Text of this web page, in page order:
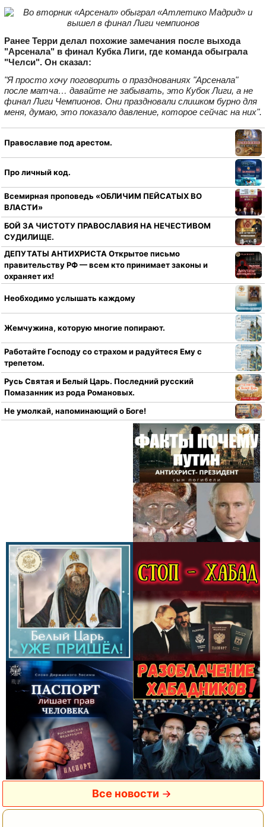
Ранее Терри делал похожие замечания после выхода
"Арсенала" в финал Кубка Лиги, где команда обыграла
"Челси". Он сказал:
"Я просто хочу поговорить о празднованиях "Арсенала"
после матча… давайте не забывать, это Кубок Лиги, а не
финал Лиги Чемпионов. Они праздновали слишком бурно для
меня, думаю, это показало давление, которое сейчас на них".
Православие под арестом.
Про личный код.
Всемирная проповедь «ОБЛИЧИМ ПЕЙСАТЫХ ВО
ВЛАСТИ»
БОЙ ЗА ЧИСТОТУ ПРАВОСЛАВИЯ НА НЕЧЕСТИВОМ
СУДИЛИЩЕ.
ДЕПУТАТЫ АНТИХРИСТА Открытое письмо
правительству РФ — всем кто принимает законы и
охраняет их!
Необходимо услышать каждому
Жемчужина, которую многие попирают.
Работайте Господу со страхом и радуйтеся Ему с
трепетом.
Русь Святая и Белый Царь. Последний русский
Помазанник из рода Романовых.
Не умолкай, напоминающий о Боге!
Все новости